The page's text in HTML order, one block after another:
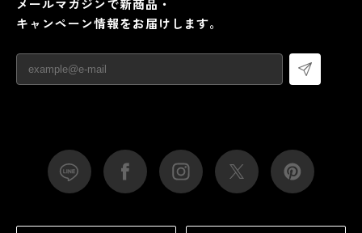
メールマガジンで新商品・
キャンペーン情報をお届けします。